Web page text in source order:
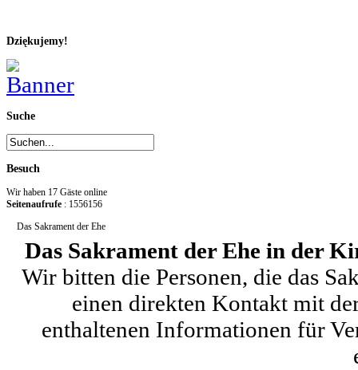
Dziękujemy!
Suche
Besuch
Wir haben 17 Gäste online
Seitenaufrufe : 1556156
Das Sakrament der Ehe
Das Sakrament der Ehe in der
Wir bitten die Personen, die das
einen direkten Kontakt mit
enthaltenen Informationen für